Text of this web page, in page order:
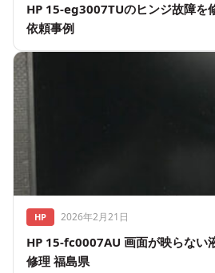
HP 15-eg3007TUのヒンジ故障を
依頼事例
HP 2026年2月21日
HP 15-fc0007AU 画面が映らない
修理 福島県